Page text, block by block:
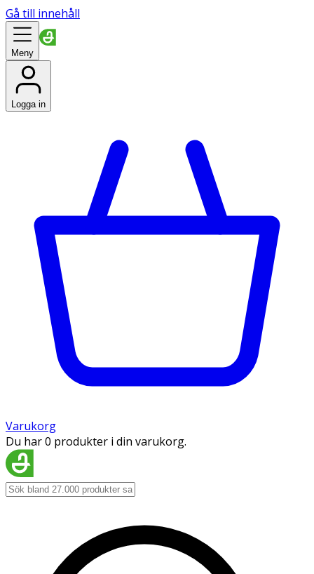
Gå till innehåll
Meny
Logga in
Varukorg
Du har 0 produkter i din varukorg.